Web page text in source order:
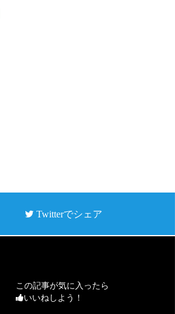
Twitterでシェア
この記事が気に入ったら
いいねしよう！